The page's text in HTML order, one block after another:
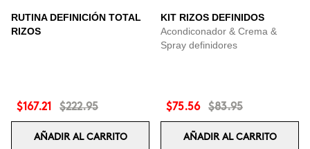
RUTINA DEFINICIÓN TOTAL
RIZOS
$167.21 $222.95
AÑADIR AL CARRITO
KIT RIZOS DEFINIDOS
Acondiconador & Crema &
Spray definidores
$75.56 $83.95
AÑADIR AL CARRITO